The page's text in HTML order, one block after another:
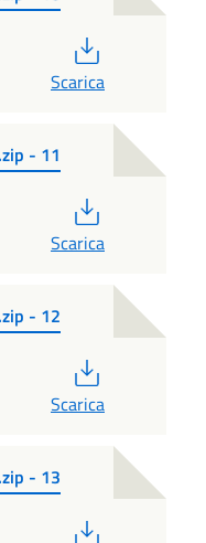
Scarica
- 11
Scarica
- 12
Scarica
- 13